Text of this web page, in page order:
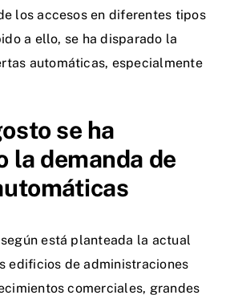
los accesos en diferentes tipos
a ello, se ha disparado la
automáticas, especialmente
se ha
la demanda de
está planteada la actual
edificios de administraciones
comerciales, grandes